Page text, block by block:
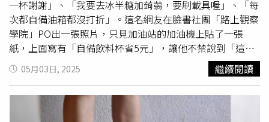
生事後也坦承確實有在水裡面「加料」，動機只是因為「課
業壓力過大」，讓她氣得要求8萬元的精神賠償金，雙方在
派出所討價還價後，家長直言「最多就是1.5萬元，再多也
付不出」，並拿出一個裝有1千元的紅包，讓她無奈之下只
能點頭答應，雙方最終以1.6萬元達成和解。
一杯謝謝」、「我要去冰半糖加蒟蒻，要刷載具喔」、「每
次都自備油箱都沒打折」。這名網友在臉書社團「路上觀察
學院」PO出一張照片，只見加油站的加油機上貼了一張
紙，上面寫有「自備飲料杯省5元」，讓他不禁說到「這樣
加1元，可以賺4元耶！」有網友發現加油機上貼了「自備飲
料杯省5元」的牌子。（圖／翻攝自臉書／路上觀察學院）
貼文一經曝光，許多人就在底下留言，「來柴油一桶多冰多
」、「可以混搭著喝嗎」、「92能加波霸不」、「油箱
05月03日, 2025 繼續閱讀